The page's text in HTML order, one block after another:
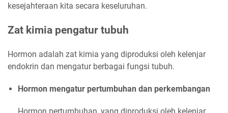
kesejahteraan kita secara keseluruhan.
Zat kimia pengatur tubuh
Hormon adalah zat kimia yang diproduksi oleh kelenjar
endokrin dan mengatur berbagai fungsi tubuh.
Hormon mengatur pertumbuhan dan perkembangan